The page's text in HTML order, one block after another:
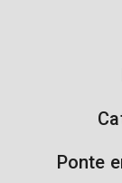
Ponte